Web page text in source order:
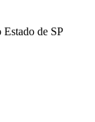
de SP